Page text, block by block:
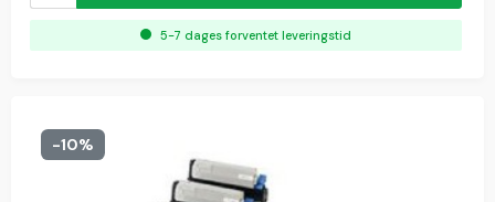
5-7 dages forventet leveringstid
-10%